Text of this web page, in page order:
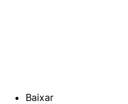
Baixar